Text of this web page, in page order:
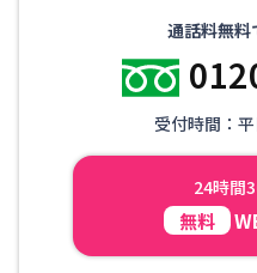
通話料無料
受付時間：
24時間
無料